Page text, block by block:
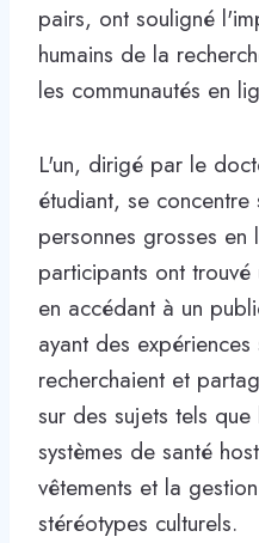
pairs, ont souligné
humains de la
les communautés en
L'un, dirigé par le
étudiant, se
personnes grosses
participants ont
en accédant à un
ayant des
recherchaient et
sur des sujets tels
systèmes de santé
vêtements et la
stéréotypes culturels.